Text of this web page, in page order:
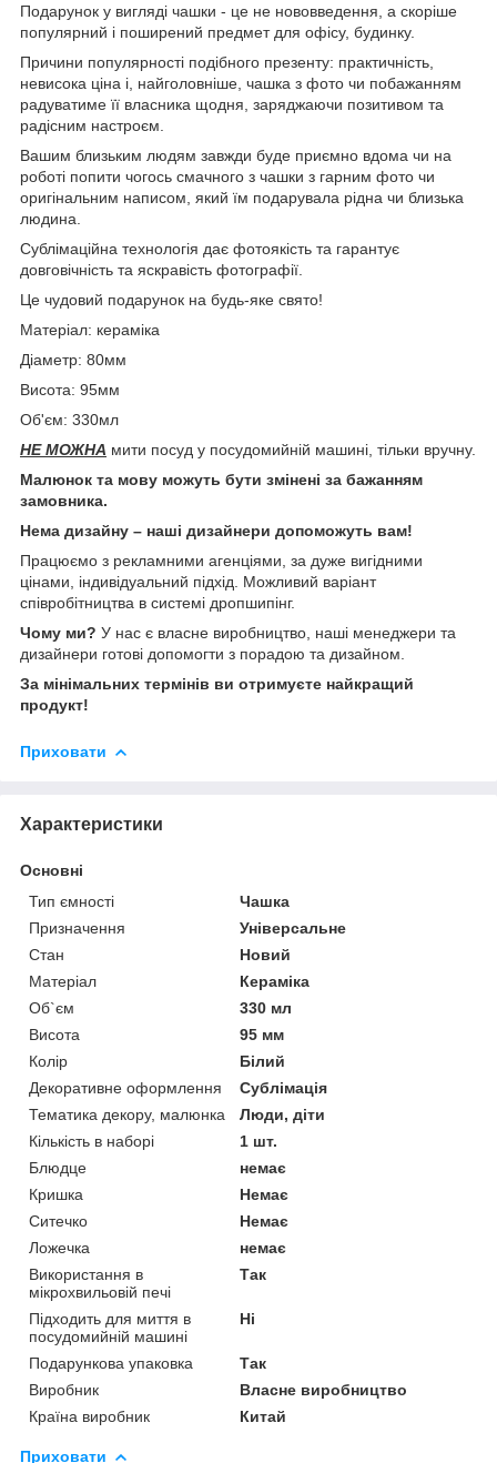
Подарунок у вигляді чашки - це не нововведення, а скоріше
популярний і поширений предмет для офісу, будинку.
Причини популярності подібного презенту: практичність,
невисока ціна і, найголовніше, чашка з фото чи побажанням
радуватиме її власника щодня, заряджаючи позитивом та
радісним настроєм.
Вашим близьким людям завжди буде приємно вдома чи на
роботі попити чогось смачного з чашки з гарним фото чи
оригінальним написом, який їм подарувала рідна чи близька
людина.
Сублімаційна технологія дає фотоякість та гарантує
довговічність та яскравість фотографії.
Це чудовий подарунок на будь-яке свято!
Матеріал: кераміка
Діаметр: 80мм
Висота: 95мм
Об'єм: 330мл
НЕ МОЖНА мити посуд у посудомийній машині, тільки вручну.
Малюнок та мову можуть бути змінені за бажанням
замовника.
Нема дизайну – наші дизайнери допоможуть вам!
Працюємо з рекламними агенціями, за дуже вигідними
цінами, індивідуальний підхід. Можливий варіант
співробітництва в системі дропшипінг.
Чому ми? У нас є власне виробництво, наші менеджери та
дизайнери готові допомогти з порадою та дизайном.
За мінімальних термінів ви отримуєте найкращий
продукт!
Приховати
Характеристики
Основні
Тип ємності
Чашка
Призначення
Універсальне
Стан
Новий
Матеріал
Кераміка
Об`єм
330 мл
Висота
95 мм
Колір
Білий
Декоративне оформлення
Сублімація
Тематика декору, малюнка
Люди, діти
Кількість в наборі
1 шт.
Блюдце
немає
Кришка
Немає
Ситечко
Немає
Ложечка
немає
Використання в
мікрохвильовій печі
Так
Підходить для миття в
посудомийній машині
Ні
Подарункова упаковка
Так
Виробник
Власне виробництво
Країна виробник
Китай
Приховати